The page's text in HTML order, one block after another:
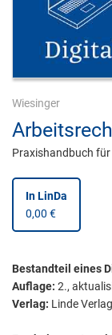
Wiesinger
Praxishandbuch
In LinDa
0,00 €
Bestandteil eines
Auflage: 2.,
Verlag: Linde Verlag